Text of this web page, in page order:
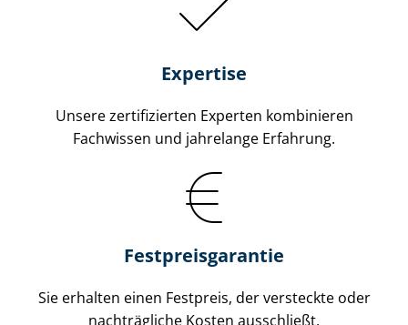
Expertise
Unsere zertifizierten Experten kombinieren
Fachwissen und jahrelange Erfahrung.
Fest­preis­ga­ran­tie
Sie erhalten einen Festpreis, der versteckte oder
nachträgliche Kosten ausschließt.